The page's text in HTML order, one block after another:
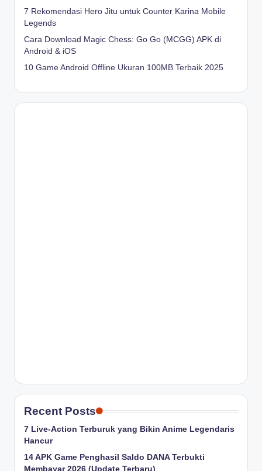
7 Rekomendasi Hero Jitu untuk Counter Karina Mobile
Legends
Cara Download Magic Chess: Go Go (MCGG) APK di
Android & iOS
10 Game Android Offline Ukuran 100MB Terbaik 2025
Recent Posts
7 Live-Action Terburuk yang Bikin Anime Legendaris
Hancur
14 APK Game Penghasil Saldo DANA Terbukti
Membayar 2026 (Update Terbaru)